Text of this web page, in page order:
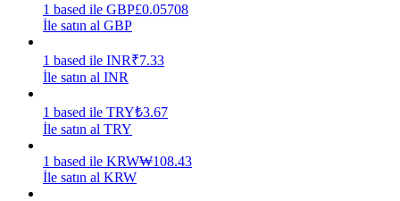
Power Piggy
1 based ile GBP£0.05708
İle satın al GBP
1 based ile INR₹7.33
İle satın al INR
1 based ile TRY₺3.67
İle satın al TRY
1 based ile KRW₩108.43
İle satın al KRW